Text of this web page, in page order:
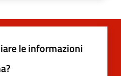
le informazioni